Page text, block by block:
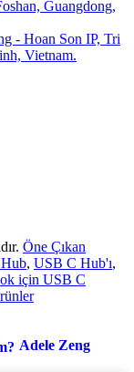
Guangdong,
- Hoan Son IP, Tri
Vietnam.
Öne Çıkan
, USB C Hub'ı,
için USB C
Adele Zeng